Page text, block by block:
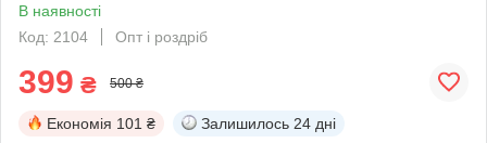
В наявності
Код: 2104
Опт і роздріб
399 ₴ 500 ₴
Економія 101 ₴ Залишилось 24 дні